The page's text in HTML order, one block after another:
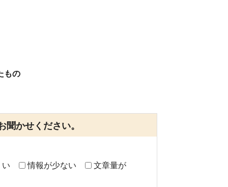
もの
かせください。
い 情報が少ない
文章量が